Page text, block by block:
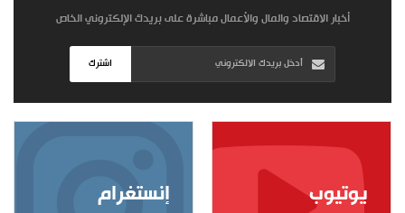
أخبار الاقتصاد والمال والأعمال مباشرة على بريدك الإلكتروني الخاص
اشترك
إنستغرام يوتيوب